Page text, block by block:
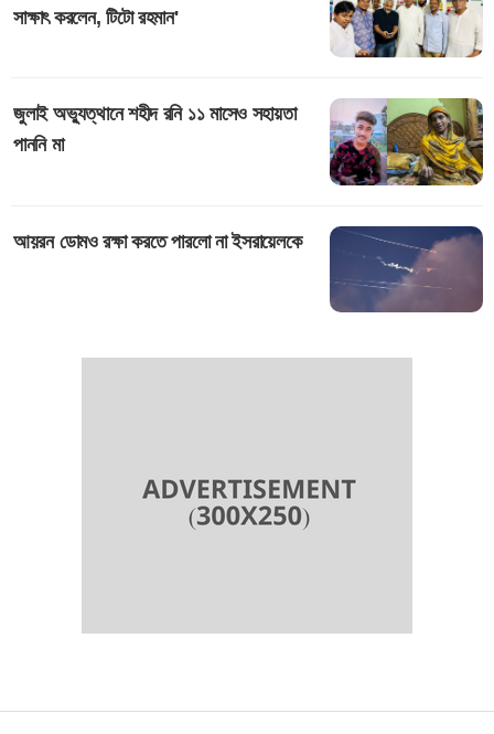
সাক্ষাৎ করলেন, টিটো রহমান'
জুলাই অভ্যুত্থানে শহীদ রনি ১১ মাসেও সহায়তা
পাননি মা
আয়রন ডোমও রক্ষা করতে পারলো না ইসরায়েলকে